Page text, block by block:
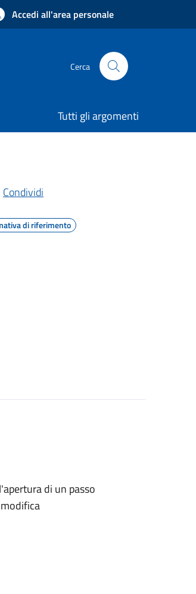
Accedi all'area personale
Cerca
Tutti gli argomenti
Condividi
di riferimento
di un passo